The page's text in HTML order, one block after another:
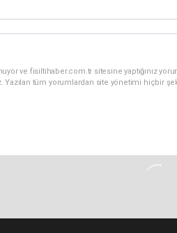
ve fisiltihaber.com.tr sitesine yaptığınız
Yazılan tüm yorumlardan site yönetimi hiçbir